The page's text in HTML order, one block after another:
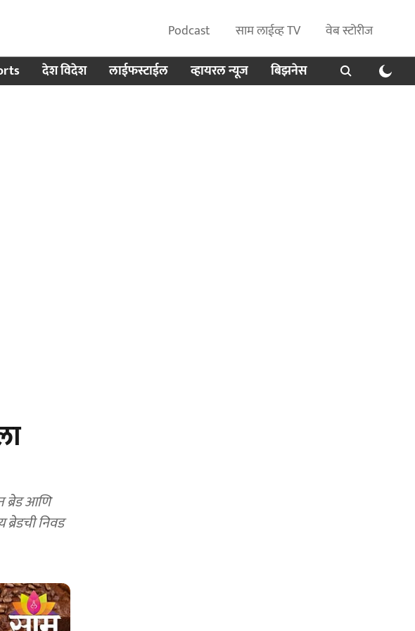
Podcast साम लाईव्ह TV
वेब स्टोरीज
देश विदेश लाईफस्टाईल व्हायरल न्यूज बिझनेस
ब्रेड आणि
निवड